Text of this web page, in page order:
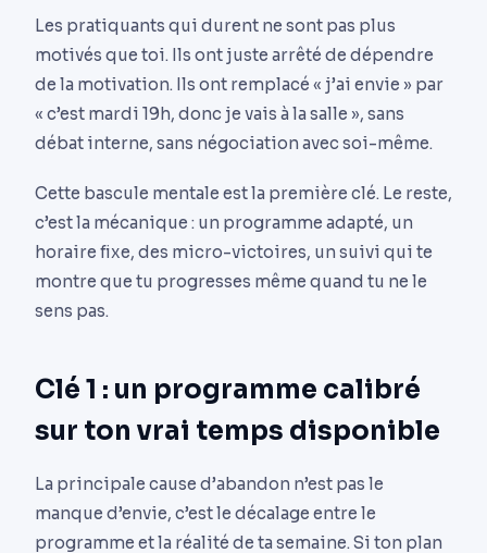
Les pratiquants qui durent ne sont pas plus
motivés que toi. Ils ont juste arrêté de dépendre
de la motivation. Ils ont remplacé « j’ai envie » par
« c’est mardi 19h, donc je vais à la salle », sans
débat interne, sans négociation avec soi-même.
Cette bascule mentale est la première clé. Le reste,
c’est la mécanique : un programme adapté, un
horaire fixe, des micro-victoires, un suivi qui te
montre que tu progresses même quand tu ne le
sens pas.
Clé 1 : un programme calibré
sur ton vrai temps disponible
La principale cause d’abandon n’est pas le
manque d’envie, c’est le décalage entre le
programme et la réalité de ta semaine. Si ton plan